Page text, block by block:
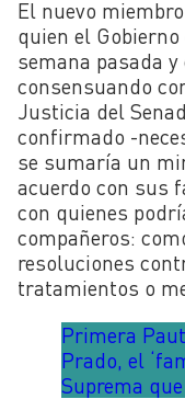
El nuevo
quien el
semana pasada
consensuando
Justicia del
confirmado -
se sumaría un
acuerdo con sus
con quienes
compañeros:
resoluciones
tratamientos o
Primera
Prado, el
Suprema